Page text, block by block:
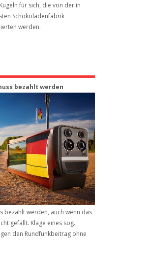
für sich, die von der in
Schokoladenfabrik
werden.
bezahlt werden
bezahlt werden, auch wenn das
gefällt. Klage eines sog.
den Rundfunkbeitrag ohne